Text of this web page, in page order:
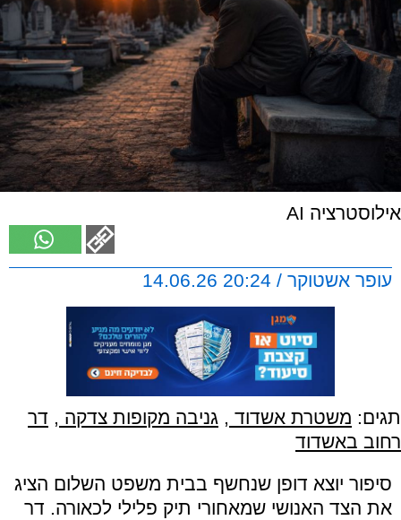
אילוסטרציה AI
עופר אשטוקר / 20:24 14.06.26
תגים: משטרת אשדוד , גניבה מקופות צדקה , דר
רחוב באשדוד
סיפור יוצא דופן שנחשף בבית משפט השלום הציג
את הצד האנושי שמאחורי תיק פלילי לכאורה. דר